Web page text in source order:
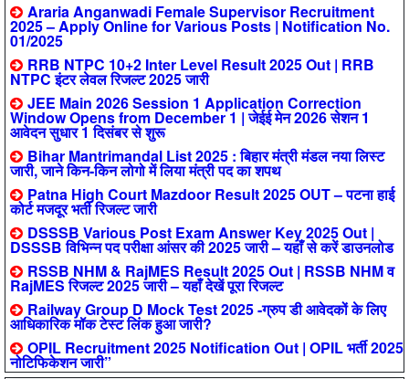
Araria Anganwadi Female Supervisor Recruitment
2025 – Apply Online for Various Posts | Notification No.
01/2025
RRB NTPC 10+2 Inter Level Result 2025 Out | RRB
NTPC इंटर लेवल रिजल्ट 2025 जारी
JEE Main 2026 Session 1 Application Correction
Window Opens from December 1 | जेईई मेन 2026 सेशन 1
आवेदन सुधार 1 दिसंबर से शुरू
Bihar Mantrimandal List 2025 : बिहार मंत्री मंडल नया लिस्ट
जारी, जाने किन-किन लोगो में लिया मंत्री पद का शपथ
Patna High Court Mazdoor Result 2025 OUT – पटना हाई
कोर्ट मजदूर भर्ती रिजल्ट जारी
DSSSB Various Post Exam Answer Key 2025 Out |
DSSSB विभिन्न पद परीक्षा आंसर की 2025 जारी – यहाँ से करें डाउनलोड
RSSB NHM & RajMES Result 2025 Out | RSSB NHM व
RajMES रिजल्ट 2025 जारी – यहाँ देखें पूरा रिजल्ट
Railway Group D Mock Test 2025 -ग्रुप डी आवेदकों के लिए
आधिकारिक मॉक टेस्ट लिंक हुआ जारी?
OPIL Recruitment 2025 Notification Out | OPIL भर्ती 2025
नोटिफिकेशन जारी”